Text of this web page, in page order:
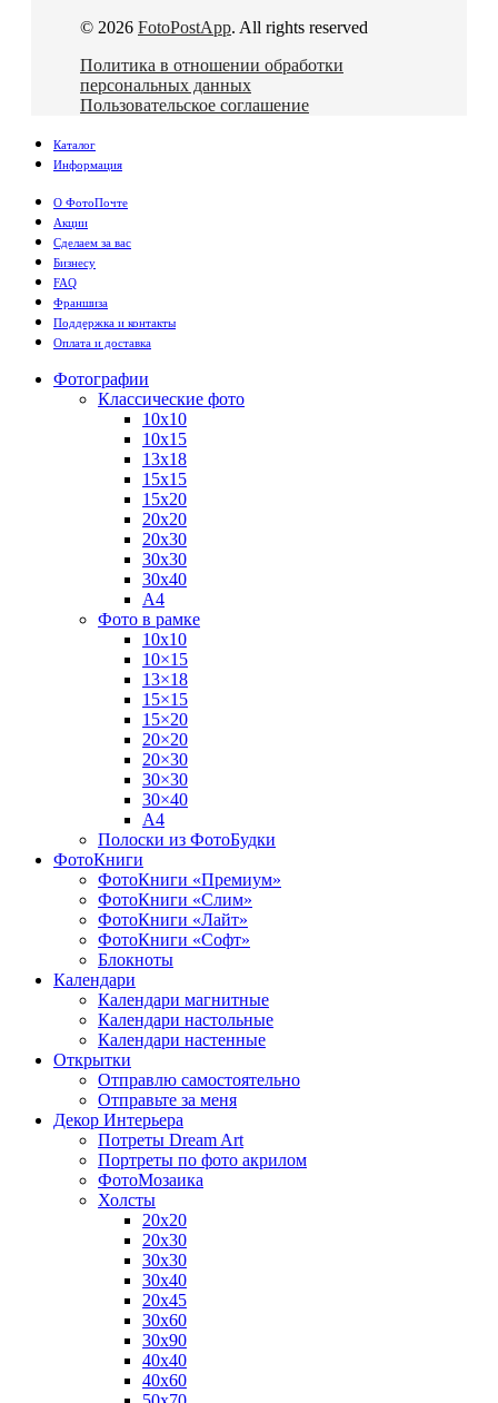
© 2026 FotoPostApp. All rights reserved
Политика в отношении обработки
персональных данных
Пользовательское соглашение
Каталог
Информация
О ФотоПочте
Акции
Сделаем за вас
Бизнесу
FAQ
Франшиза
Поддержка и контакты
Оплата и доставка
Фотографии
Классические фото
10х10
10х15
13х18
15х15
15х20
20х20
20х30
30х30
30х40
А4
Фото в рамке
10х10
10×15
13×18
15×15
15×20
20×20
20×30
30×30
30×40
A4
Полоски из ФотоБудки
ФотоКниги
ФотоКниги «Премиум»
ФотоКниги «Слим»
ФотоКниги «Лайт»
ФотоКниги «Софт»
Блокноты
Календари
Календари магнитные
Календари настольные
Календари настенные
Открытки
Отправлю самостоятельно
Отправьте за меня
Декор Интерьера
Потреты Dream Art
Портреты по фото акрилом
ФотоМозаика
Холсты
20х20
20х30
30х30
30х40
20х45
30х60
30х90
40х40
40х60